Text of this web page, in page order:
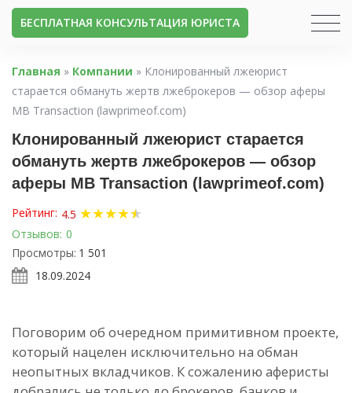
БЕСПЛАТНАЯ КОНСУЛЬТАЦИЯ ЮРИСТА
Главная » Компании » Клонированный лжеюрист
старается обмануть жертв лжеброкеров — обзор аферы
MB Transaction (lawprimeof.com)
Клонированный лжеюрист старается
обмануть жертв лжеброкеров — обзор
аферы MB Transaction (lawprimeof.com)
Рейтинг: 4.5 ★★★★★
★
Отзывов: 0
Просмотры: 1 501
18.09.2024
Поговорим об очередном примитивном проекте,
который нацелен исключительно на обман
неопытных вкладчиков. К сожалению аферисты